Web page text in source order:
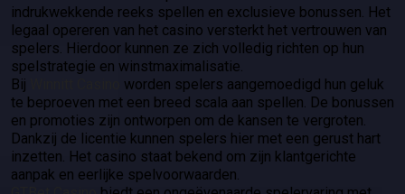
indrukwekkende reeks spellen en exclusieve bonussen. Het
legaal opereren van het casino versterkt het vertrouwen van
spelers. Hierdoor kunnen ze zich volledig richten op hun
spelstrategie en winstmaximalisatie.
Bij
worden spelers aangemoedigd hun geluk
te beproeven met een breed scala aan spellen. De bonussen
en promoties zijn ontworpen om de kansen te vergroten.
Dankzij de licentie kunnen spelers hier met een gerust hart
inzetten. Het casino staat bekend om zijn klantgerichte
aanpak en eerlijke spelvoorwaarden.